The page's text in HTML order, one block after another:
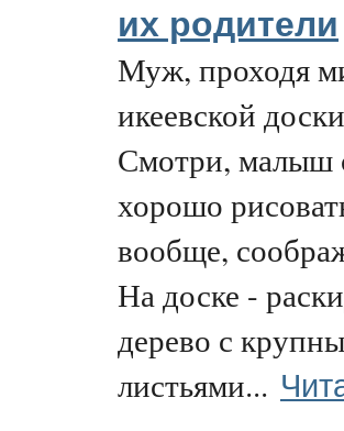
их родители
Муж, проходя
икеевской
Смотри, малыш
хорошо
вообще,
На доске -
дерево с
листьями...